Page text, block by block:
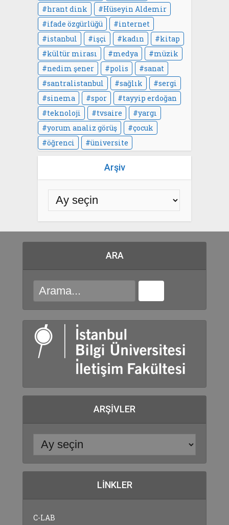
hrant dink
Hüseyin Aldemir
ifade özgürlüğü
internet
istanbul
işçi kadın
kitap
kültür mirası
medya
müzik
nedim şener
polis
sanat
santralistanbul
sağlık
sergi
sinema
spor
tayyip erdoğan
teknoloji
tvsaire
yargı
yorum analiz görüş
çocuk
öğrenci
üniversite
Arşiv
ARA
ARŞIVLER
LINKLER
C-LAB